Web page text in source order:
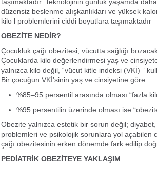
taşımaktadır. Teknolojinin günlük yaşamda
düzensiz beslenme alışkanlıkları ve yüksek
kilo l problemlerini ciddi boyutlara taşımaktadır
OBEZİTE NEDİR?
Çocukluk çağı obezitesi; vücutta sağlığı
Çocuklarda kilo değerlendirmesi yaş ve
yalnızca kilo değil, “vücut kitle indeksi (VKİ) ”
Bir çocuğun VKİ’sinin yaş ve cinsiyetine göre:
%85–95 persentil arasında olması “fazla
%95 persentilin üzerinde olması ise
Obezite yalnızca estetik bir sorun değil;
problemleri ve psikolojik sorunlara yol açabilen
çağı obezitesinin erken dönemde fark edilip
PEDİATRİK OBEZİTEYE YAKLAŞIM